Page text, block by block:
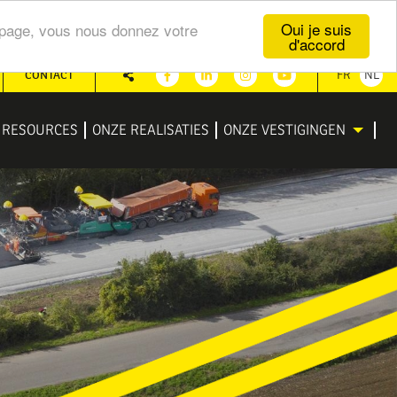
Oui je suis
d'accord
vous nous donnez votre
ONZE REALISATIES ONZE VESTIGINGEN
CONTACT
FacebookLinkedinInstagramYoutube
Share
FR NL